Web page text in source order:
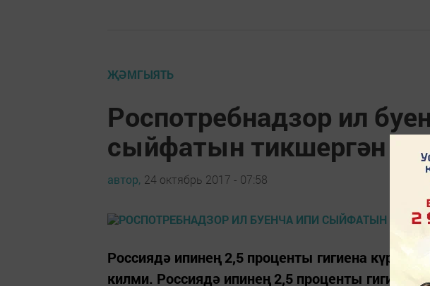
ҖӘМГЫЯТЬ
Роспотребнадзор ил
сыйфатын тикшергән
автор, 24 октябрь 2017 - 07:58
Россиядә ипинең 2,5 проценты гигиена
килми. Россиядә ипинең 2,5 проценты гигиена